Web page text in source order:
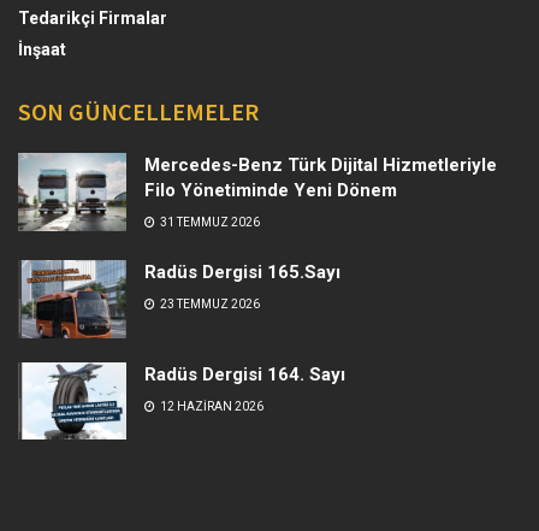
Tedarikçi Firmalar
İnşaat
SON GÜNCELLEMELER
Mercedes-Benz Türk Dijital Hizmetleriyle
Filo Yönetiminde Yeni Dönem
31 TEMMUZ 2026
Radüs Dergisi 165.Sayı
23 TEMMUZ 2026
Radüs Dergisi 164. Sayı
12 HAZIRAN 2026